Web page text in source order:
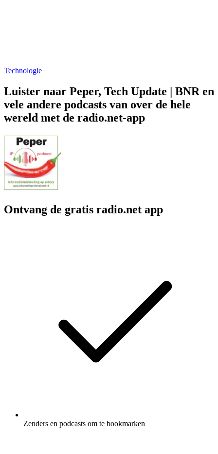
Technologie
Luister naar Peper, Tech Update | BNR en
vele andere podcasts van over de hele
wereld met de radio.net-app
Ontvang de gratis radio.net app
Zenders en podcasts om te bookmarken